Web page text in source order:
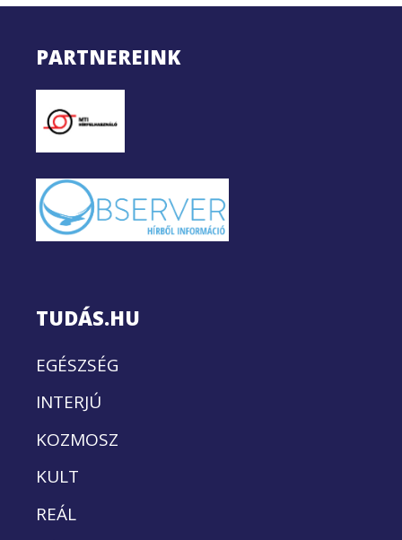
PARTNEREINK
TUDÁS.HU
EGÉSZSÉG
INTERJÚ
KOZMOSZ
KULT
REÁL